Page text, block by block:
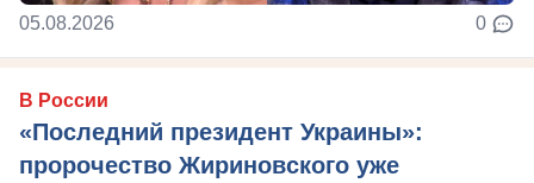
05.08.2026 0
В России
«Последний президент Украины»:
пророчество Жириновского уже